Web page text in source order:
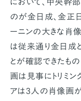
において、中央幹
のが金日成、金正
ーニンの大きな肖
は従来通り金日成
とが確認できたも
画は見事にトリミン
アは3人の肖像画